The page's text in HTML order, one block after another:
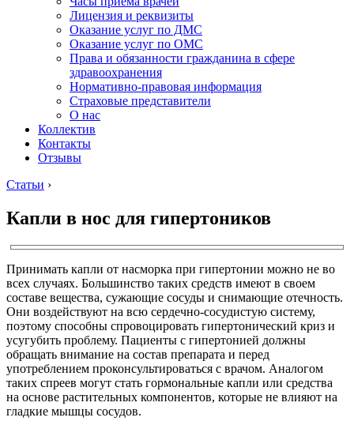
Лицензия и реквизиты
Оказание услуг по ДМС
Оказание услуг по ОМС
Права и обязанности гражданина в сфере
здравоохранения
Нормативно-правовая информация
Страховые представители
О нас
Коллектив
Контакты
Отзывы
Статьи ›
Капли в нос для гипертоников
Принимать капли от насморка при гипертонии можно не во
всех случаях. Большинство таких средств имеют в своем
составе вещества, сужающие сосуды и снимающие отечность.
Они воздействуют на всю сердечно-сосудистую систему,
поэтому способны спровоцировать гипертонический криз и
усугубить проблему. Пациенты с гипертонией должны
обращать внимание на состав препарата и перед
употреблением проконсультироваться с врачом. Аналогом
таких спреев могут стать гормональные капли или средства
на основе растительных компонентов, которые не влияют на
гладкие мышцы сосудов.